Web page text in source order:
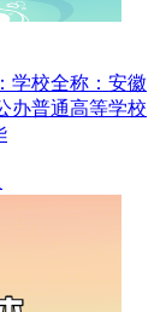
学校全称：安徽
办普通高等学校